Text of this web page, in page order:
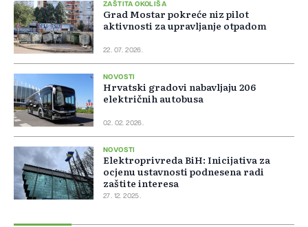
ZAŠTITA OKOLIŠA
Grad Mostar pokreće niz pilot
aktivnosti za upravljanje otpadom
22. 07. 2026.
NOVOSTI
Hrvatski gradovi nabavljaju 206
električnih autobusa
02. 02. 2026.
NOVOSTI
Elektroprivreda BiH: Inicijativa za
ocjenu ustavnosti podnesena radi
zaštite interesa
27. 12. 2025.